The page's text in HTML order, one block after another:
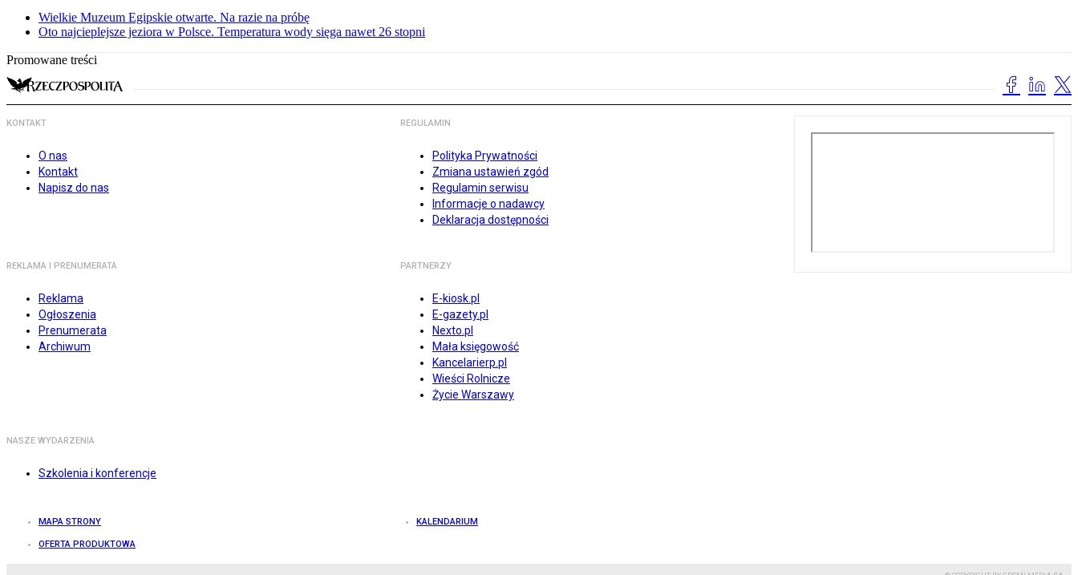
Wielkie Muzeum Egipskie otwarte. Na razie na próbę
Oto najcieplejsze jeziora w Polsce. Temperatura wody sięga nawet 26 stopni
Promowane treści
KONTAKT
O nas
Kontakt
Napisz do nas
REGULAMIN
Polityka Prywatności
Zmiana ustawień zgód
Regulamin serwisu
Informacje o nadawcy
Deklaracja dostępności
REKLAMA I PRENUMERATA
Reklama
Ogłoszenia
Prenumerata
Archiwum
PARTNERZY
E-kiosk.pl
E-gazety.pl
Nexto.pl
Mała księgowość
Kancelarierp.pl
Wieści Rolnicze
Życie Warszawy
NASZE WYDARZENIA
Szkolenia i konferencje
MAPA STRONY KALENDARIUM
OFERTA PRODUKTOWA